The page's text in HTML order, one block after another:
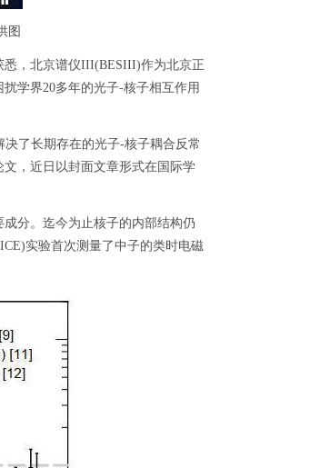
图
，北京谱仪III(BESIII)作为北京正
学界20多年的光子-核子相互作用
了长期存在的光子-核子耦合反常
，近日以封面文章形式在国际学
分。迄今为止核子的内部结构仍
实验首次测量了中子的类时电磁